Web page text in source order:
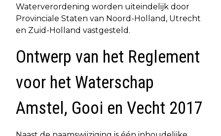
Waterverordening worden uiteindelijk door
Provinciale Staten van Noord-Holland, Utrecht
en Zuid-Holland vastgesteld.
Ontwerp van het Reglement
voor het Waterschap
Amstel, Gooi en Vecht 2017